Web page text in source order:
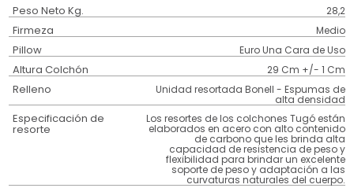
Peso Neto Kg. 28,2
Firmeza Medio
Pillow Euro Una Cara de Uso
Altura Colchón 29 Cm +/- 1 Cm
Relleno Unidad resortada Bonell - Espumas de
alta densidad
Especificación de
resorte
Los resortes de los colchones Tugó están
elaborados en acero con alto contenido
de carbono que les brinda alta
capacidad de resistencia de peso y
flexibilidad para brindar un excelente
soporte de peso y adaptación a las
curvaturas naturales del cuerpo.